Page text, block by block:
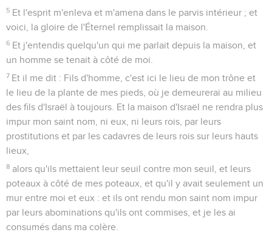
5 Et l'esprit m'enleva et m'amena dans le parvis intérieur ; et
voici, la gloire de l'Éternel remplissait la maison.
6 Et j'entendis quelqu'un qui me parlait depuis la maison, et
un homme se tenait à côté de moi.
7 Et il me dit : Fils d'homme, c'est ici le lieu de mon trône et
le lieu de la plante de mes pieds, où je demeurerai au milieu
des fils d'Israël à toujours. Et la maison d'Israël ne rendra plus
impur mon saint nom, ni eux, ni leurs rois, par leurs
prostitutions et par les cadavres de leurs rois sur leurs hauts
lieux,
8 alors qu'ils mettaient leur seuil contre mon seuil, et leurs
poteaux à côté de mes poteaux, et qu'il y avait seulement un
mur entre moi et eux : et ils ont rendu mon saint nom impur
par leurs abominations qu'ils ont commises, et je les ai
consumés dans ma colère.